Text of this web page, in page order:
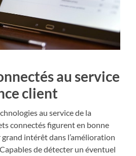
au service
client
au service de la
connectés figurent en bonne
intérêt dans l’amélioration
de détecter un éventuel